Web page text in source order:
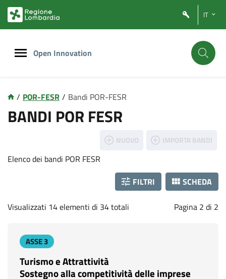
contenuto
footer
IT
Open Innovation
/ POR-FESR / Bandi POR-FESR
P
r
e
s
BANDI POR FESR
NUOVO IMPORTA BANDI
Elenco dei bandi POR FESR
FILTRI
SCHEDA
Visualizzati 14 elementi di 34 totali Pagina 2 di 2
ASSE 3
Turismo e Attrattività
Sostegno alla competitività delle imprese